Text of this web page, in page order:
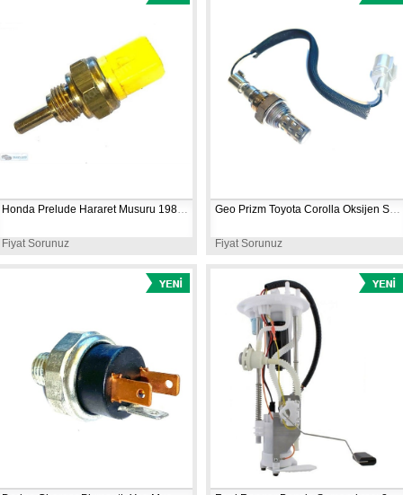
Honda Prelude Hararet Musuru 1983-1984 TX17
Fiyat Sorunuz
Geo Prizm Toyota Corolla Oksijen Sensörü 1992-1995 SG395
Fiyat Sorunuz